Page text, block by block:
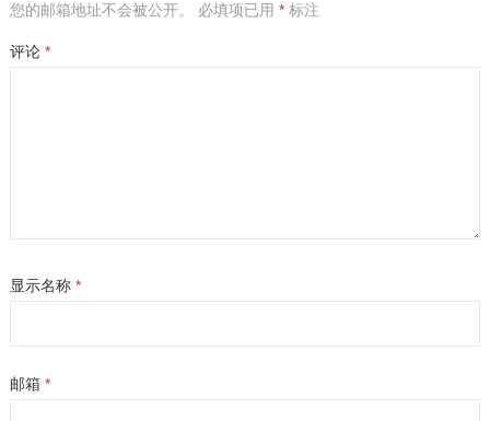
您的邮箱地址不会被公开。 必填项已用 *标注
评论 *
显示名称 *
邮箱 *